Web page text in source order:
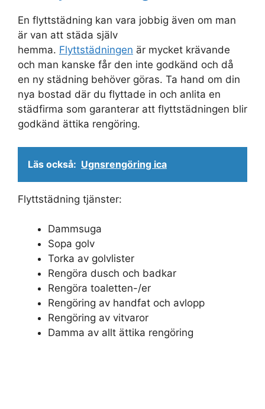
En flyttstädning kan vara jobbig även om man
är van att städa själv
hemma. Flyttstädningen är mycket krävande
och man kanske får den inte godkänd och då
en ny städning behöver göras. Ta hand om din
nya bostad där du flyttade in och anlita en
städfirma som garanterar att flyttstädningen blir
godkänd ättika rengöring.
Läs också: Ugnsrengöring ica
Flyttstädning tjänster:
Dammsuga
Sopa golv
Torka av golvlister
Rengöra dusch och badkar
Rengöra toaletten-/er
Rengöring av handfat och avlopp
Rengöring av vitvaror
Damma av allt ättika rengöring